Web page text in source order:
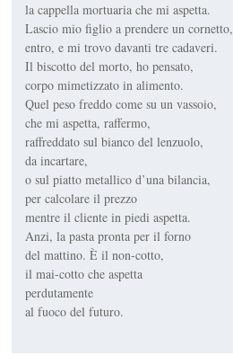
la cappella mortuaria che mi aspetta.
Lascio mio figlio a prendere un cornetto,
entro, e mi trovo davanti tre cadaveri.
Il biscotto del morto, ho pensato,
corpo mimetizzato in alimento.
Quel peso freddo come su un vassoio,
che mi aspetta, raffermo,
raffreddato sul bianco del lenzuolo,
da incartare,
o sul piatto metallico d’una bilancia,
per calcolare il prezzo
mentre il cliente in piedi aspetta.
Anzi, la pasta pronta per il forno
del mattino. È il non-cotto,
il mai-cotto che aspetta
perdutamente
al fuoco del futuro.